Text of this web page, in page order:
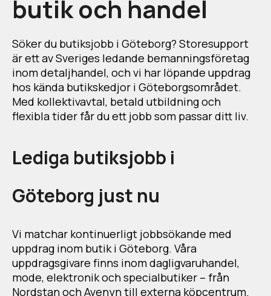
butik och handel
Söker du butiksjobb i Göteborg? Storesupport
är ett av Sveriges ledande bemanningsföretag
inom detaljhandel, och vi har löpande uppdrag
hos kända butikskedjor i Göteborgsområdet.
Med kollektivavtal, betald utbildning och
flexibla tider får du ett jobb som passar ditt liv.
Lediga butiksjobb i
Göteborg just nu
Vi matchar kontinuerligt jobbsökande med
uppdrag inom butik i Göteborg. Våra
uppdragsgivare finns inom dagligvaruhandel,
mode, elektronik och specialbutiker – från
Nordstan och Avenyn till externa köpcentrum.